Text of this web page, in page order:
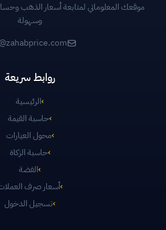
موقعك المعلوماتي لمتابعة أسعار الذهب
وسهولة
روابط سريعة
›الرئيسية
›حاسبة القيمة
›محول العيارات
›حاسبة الزكاة
›الفضة
›أسعار صرف
›تسجيل الدخول